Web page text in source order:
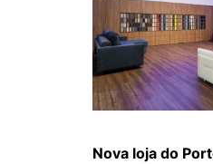
Nova loja do